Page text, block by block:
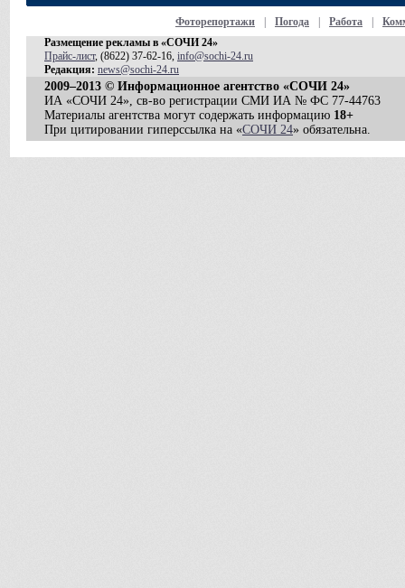
Фоторепортажи Погода Работа
Размещение рекламы в «СОЧИ 24»
Прайс-лист, (8622) 37-62-16, info@sochi-24.ru
Редакция: news@sochi-24.ru
2009–2013 © Информационное агентство «СОЧИ 24»
ИА «СОЧИ 24», св-во регистрации СМИ ИА № ФС 77-44763
Материалы агентства могут содержать информацию 18+
При цитировании гиперссылка на «СОЧИ 24» обязательна.